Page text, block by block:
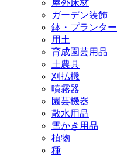
屋外床材
ガーデン装飾
鉢・プランター
用土
育成園芸用品
土農具
刈払機
噴霧器
園芸機器
散水用品
雪かき用品
植物
種